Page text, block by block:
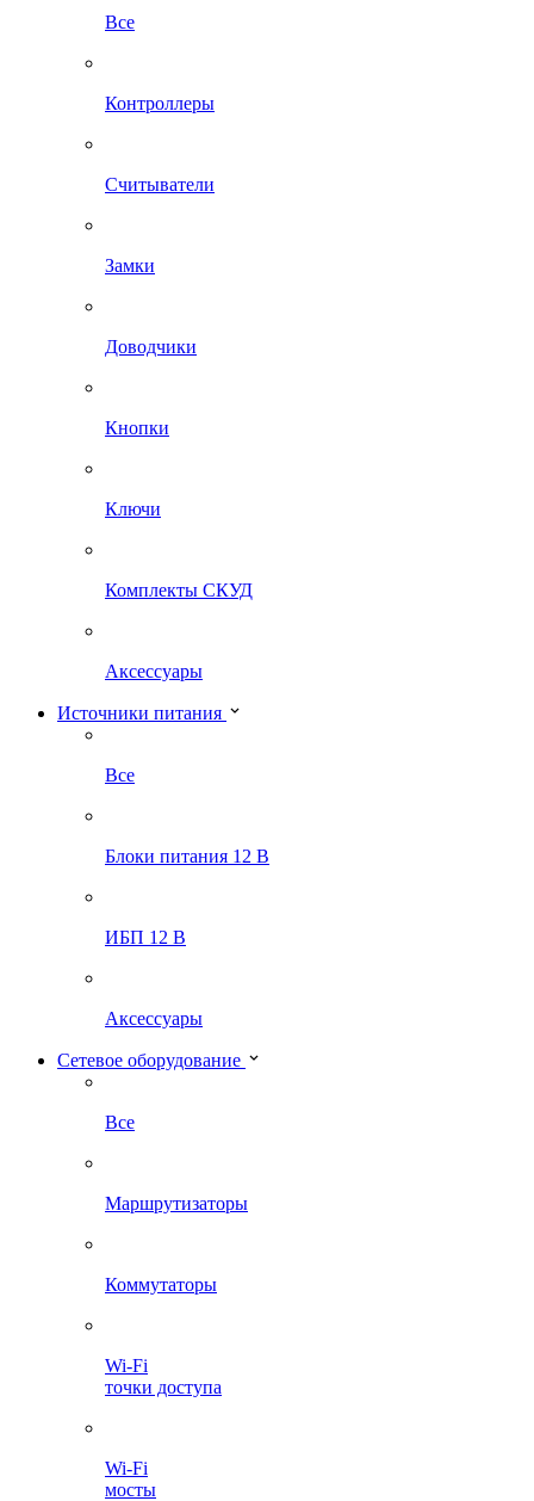
Все
Контроллеры
Считыватели
Замки
Доводчики
Кнопки
Ключи
Комплекты СКУД
Аксессуары
Источники питания
Все
Блоки питания 12 В
ИБП 12 В
Аксессуары
Сетевое оборудование
Все
Маршрутизаторы
Коммутаторы
Wi-Fi
точки доступа
Wi-Fi
мосты